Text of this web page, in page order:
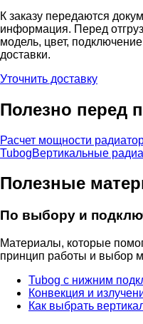
К заказу передаются
информация. Перед
модель, цвет,
доставки.
Уточнить доставку
Полезно перед
Расчет мощности
TubogВертикальные
Полезные
По выбору и
Материалы, которые
принцип работы и выбор
Tubog с нижним
Конвекция и
Как выбрать